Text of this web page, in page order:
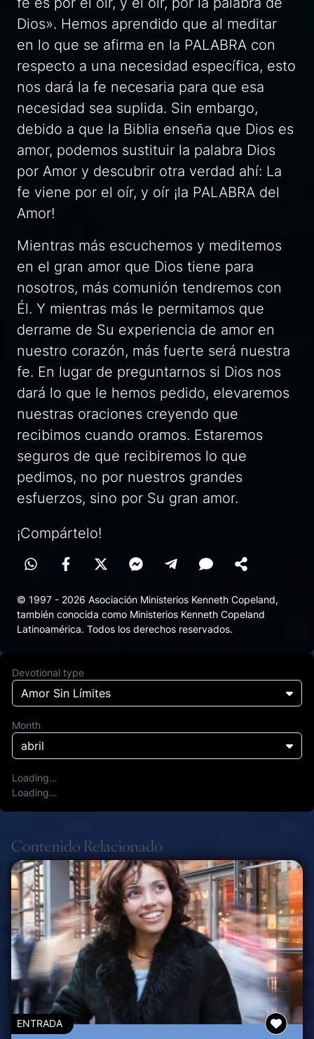
Dios». Hemos aprendido que al meditar
en lo que se afirma en la PALABRA con
respecto a una necesidad específica, esto
nos dará la fe necesaria para que esa
necesidad sea suplida. Sin embargo,
debido a que la Biblia enseña que Dios es
amor, podemos sustituir la palabra Dios
por Amor y descubrir otra verdad ahí: La
fe viene por el oír, y oír ¡la PALABRA del
Amor!
Mientras más escuchemos y meditemos
en el gran amor que Dios tiene para
nosotros, más comunión tendremos con
Él. Y mientras más le permitamos que
derrame de Su experiencia de amor en
nuestro corazón, más fuerte será nuestra
fe. En lugar de preguntarnos si Dios nos
dará lo que le hemos pedido, elevaremos
nuestras oraciones creyendo que
recibimos cuando oramos. Estaremos
seguros de que recibiremos lo que
pedimos, no por nuestros grandes
esfuerzos, sino por Su gran amor.
¡Compártelo!
© 1997 - 2026 Asociación Ministerios Kenneth Copeland,
también conocida como Ministerios Kenneth Copeland
Latinoamérica. Todos los derechos reservados.
Devotional type
Amor Sin Límites
Month
abril
Loading…
Loading…
Contenido Relacionado
ENTRADA